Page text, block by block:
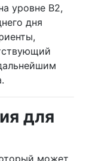
уровне B2,
дня
для
может